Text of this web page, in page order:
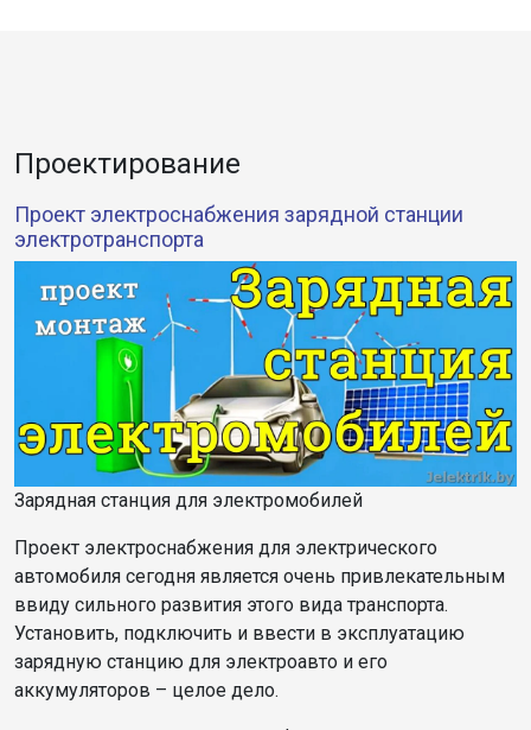
Проектирование
Проект электроснабжения зарядной станции
электротранспорта
Зарядная станция для электромобилей
Проект электроснабжения для электрического
автомобиля сегодня является очень привлекательным
ввиду сильного развития этого вида транспорта.
Установить, подключить и ввести в эксплуатацию
зарядную станцию для электроавто и его
аккумуляторов – целое дело.